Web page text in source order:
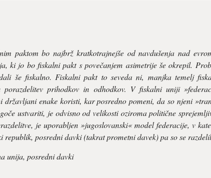
paktom bo najbrž kratkotrajnejše od navdušenja nad
ki jo bo fiskalni pakt s povečanjem asimetrije še okrepil.
še fiskalno. Fiskalni pakt to seveda ni, manjka temelj
porazdelitev prihodkov in odhodkov. V fiskalni uniji
enake koristi, kar posredno pomeni, da so njeni
ustvariti, je odvisno od velikosti oziroma politične
je uporabljen »jugoslovanski« model federacije, v
posredni davki (takrat prometni davek) pa so se
unija, posredni davki